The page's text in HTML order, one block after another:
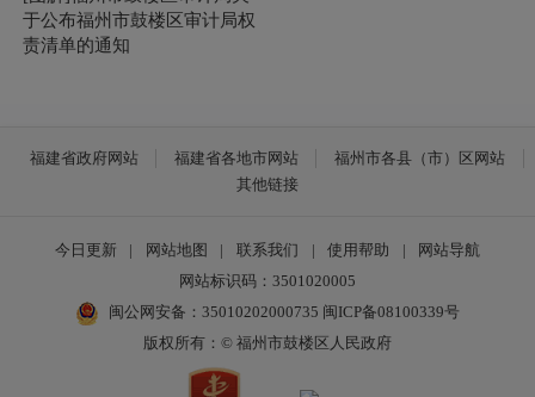
于公布福州市鼓楼区审计局权
责清单的通知
福建省政府网站 福建省各地市网站
福州市各县（市）区网站
其他链接
今日更新 | 网站地图 | 联系我们 | 使用帮助 |
网站导航
网站标识码：3501020005
闽公网安备：35010202000735 闽ICP备08100339号
版权所有：© 福州市鼓楼区人民政府